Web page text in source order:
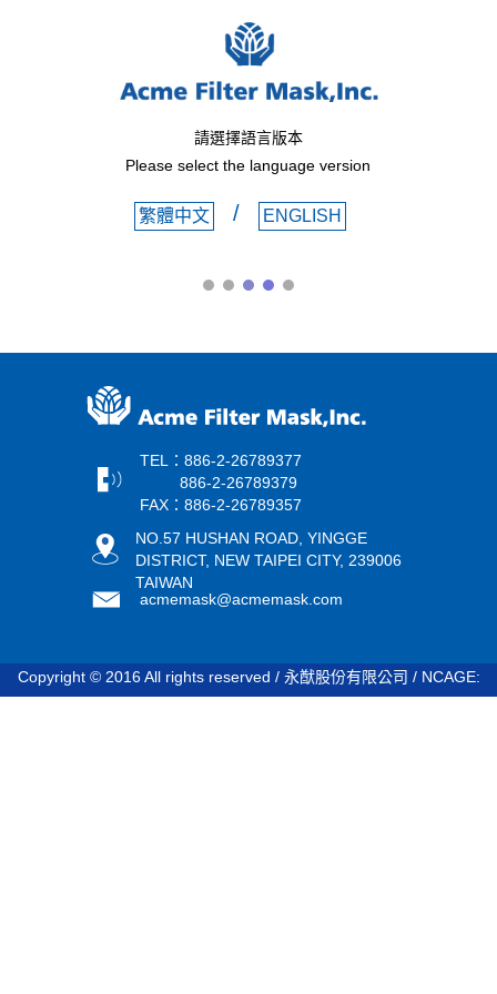
請選擇語言版本
Please select the language version
繁體中文 / ENGLISH
TEL：886-2-26789377
886-2-26789379
FAX：886-2-26789357
NO.57 HUSHAN ROAD, YINGGE
DISTRICT, NEW TAIPEI CITY, 239006
TAIWAN
acmemask@acmemask.com
Copyright © 2016 All rights reserved / 永猷股份有限公司 / NCAGE: